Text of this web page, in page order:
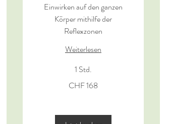
Einwirken auf den ganzen
Körper mithilfe der
Reflexzonen
Weiterlesen
1 Std.
CHF 168